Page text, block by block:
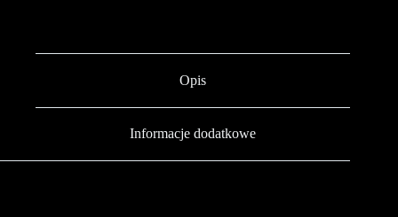
Opis
Informacje dodatkowe